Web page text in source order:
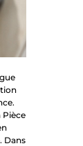
Pièce
Dans